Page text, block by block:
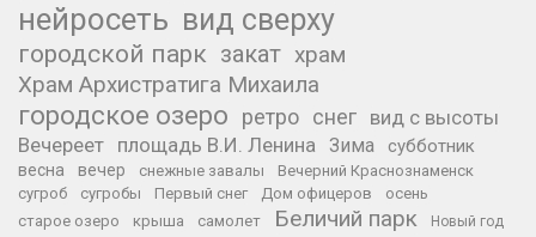
нейросеть вид сверху
городской парк закат храм
Храм Архистратига Михаила
городское озеро ретро снег вид с высоты
Вечереет площадь В.И. Ленина Зима субботник
весна вечер снежные завалы
Вечерний Краснознаменск
сугроб
сугробы Первый снег Дом офицеров
осень
старое озеро
крыша самолет Беличий парк
Новый год